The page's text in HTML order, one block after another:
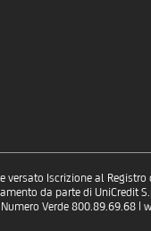
Iscrizione al
da parte di UniCredit
Verde 800.89.69.68 |